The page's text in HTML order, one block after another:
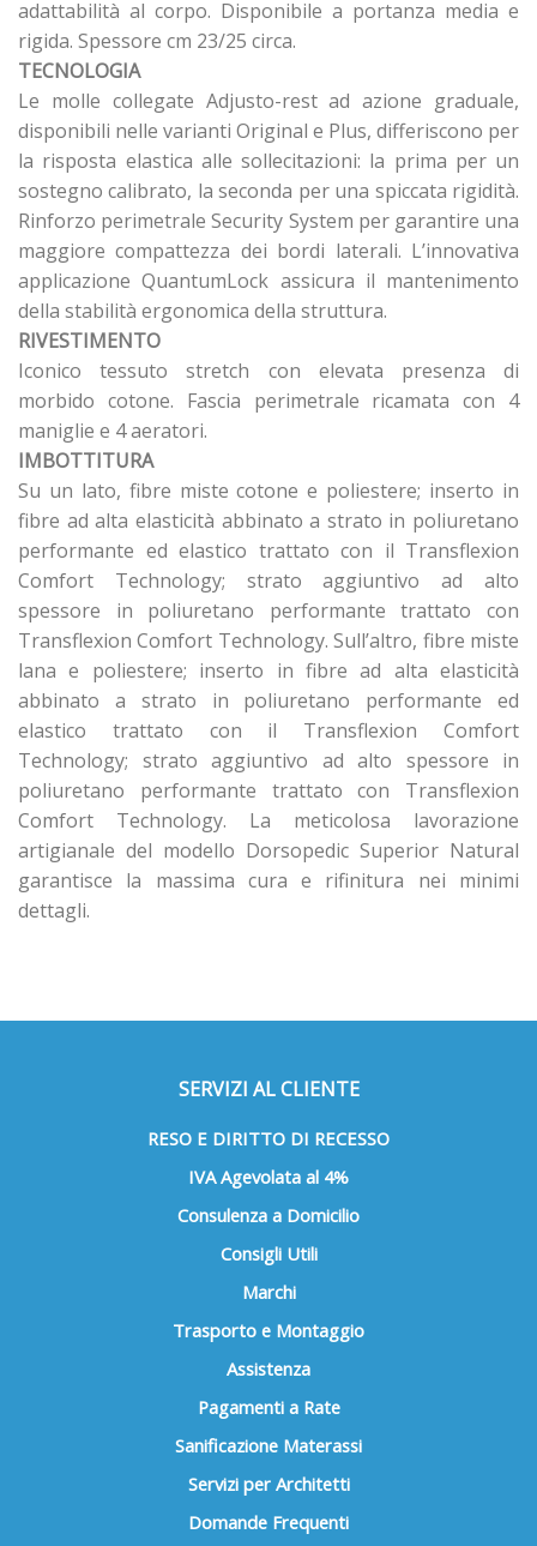
adattabilità al corpo. Disponibile a portanza media e
rigida. Spessore cm 23/25 circa.
TECNOLOGIA
Le molle collegate Adjusto-rest ad azione graduale,
disponibili nelle varianti Original e Plus, differiscono per
la risposta elastica alle sollecitazioni: la prima per un
sostegno calibrato, la seconda per una spiccata rigidità.
Rinforzo perimetrale Security System per garantire una
maggiore compattezza dei bordi laterali. L’innovativa
applicazione QuantumLock assicura il mantenimento
della stabilità ergonomica della struttura.
RIVESTIMENTO
Iconico tessuto stretch con elevata presenza di
morbido cotone. Fascia perimetrale ricamata con 4
maniglie e 4 aeratori.
IMBOTTITURA
Su un lato, fibre miste cotone e poliestere; inserto in
fibre ad alta elasticità abbinato a strato in poliuretano
performante ed elastico trattato con il Transflexion
Comfort Technology; strato aggiuntivo ad alto
spessore in poliuretano performante trattato con
Transflexion Comfort Technology. Sull’altro, fibre miste
lana e poliestere; inserto in fibre ad alta elasticità
abbinato a strato in poliuretano performante ed
elastico trattato con il Transflexion Comfort
Technology; strato aggiuntivo ad alto spessore in
poliuretano performante trattato con Transflexion
Comfort Technology. La meticolosa lavorazione
artigianale del modello Dorsopedic Superior Natural
garantisce la massima cura e rifinitura nei minimi
dettagli.
SERVIZI AL CLIENTE
RESO E DIRITTO DI RECESSO
IVA Agevolata al 4%
Consulenza a Domicilio
Consigli Utili
Marchi
Trasporto e Montaggio
Assistenza
Pagamenti a Rate
Sanificazione Materassi
Servizi per Architetti
Domande Frequenti